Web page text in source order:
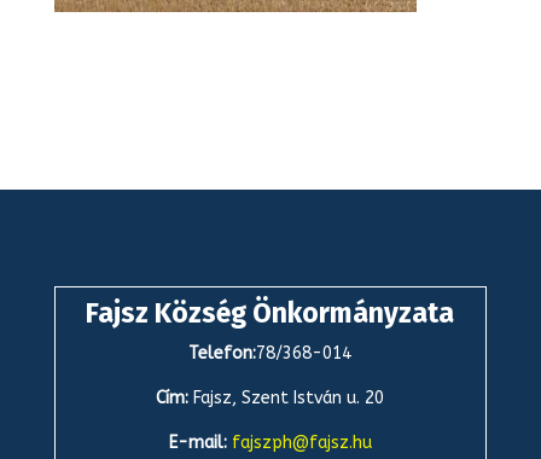
Fajsz Község Önkormányzata
Telefon:78/368-014
Cím: Fajsz, Szent István u. 20
E-mail: fajszph@fajsz.hu